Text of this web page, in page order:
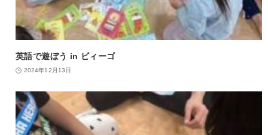
英語で遊ぼう in ビィーゴ
2024年12月13日